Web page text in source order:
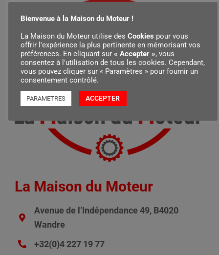
La Maison du Moteur
Avenue de l’Indépendance 49, B4020
Wandre
+32(0)4 227 19 77
Bienvenue à la Maison du Moteur !
La Maison du Moteur utilise des Cookies pour vous
offrir l'expérience la plus pertinente en mémorisant vos
préférences. En cliquant sur « Accepter », vous
consentez à l'utilisation de tous les cookies. Cependant,
vous pouvez cliquer sur « Paramètres » pour fournir un
consentement contrôlé.
PARAMETRES ACCEPTER